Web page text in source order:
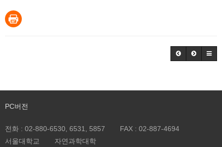
PC버전
전화 : 02-880-6530, 6531, 5857 FAX : 02-887-4694
서울대학교
자연과학대학